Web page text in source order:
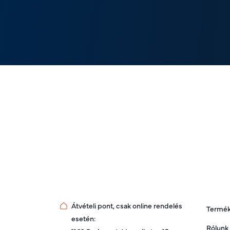
Átvételi pont, csak online rendelés
esetén:
Rólunk